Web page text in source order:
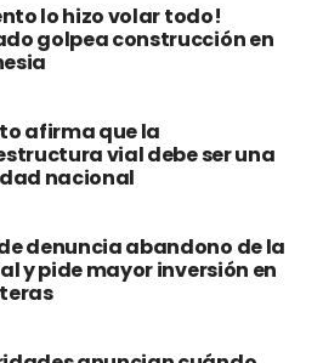
lo hizo volar todo!
golpea construcción en
afirma que la
vial debe ser una
nacional
denuncia abandono de la
y pide mayor inversión en